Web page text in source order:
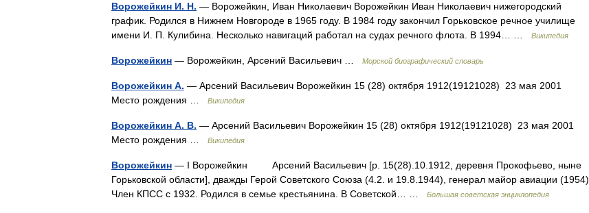
Ворожейкин И. Н. — Ворожейкин, Иван Николаевич Ворожейкин Иван Николаевич нижегородский
график. Родился в Нижнем Новгороде в 1965 году. В 1984 году закончил Горьковское речное училище
имени И. П. Кулибина. Несколько навигаций работал на судах речного флота. В 1994… …
Википедия
Ворожейкин — Ворожейкин, Арсений Васильевич … Морской биографический словарь
Ворожейкин А. — Арсений Васильевич Ворожейкин 15 (28) октября 1912(19121028) 23 мая 2001
Место рождения …
Википедия
Ворожейкин А. В. — Арсений Васильевич Ворожейкин 15 (28) октября 1912(19121028) 23 мая 2001
Место рождения …
Википедия
Ворожейкин — I Ворожейкин Арсений Васильевич [р. 15(28).10.1912, деревня Прокофьево, ныне
Горьковской области], дважды Герой Советского Союза (4.2. и 19.8.1944), генерал майор авиации (1954).
Член КПСС с 1932. Родился в семье крестьянина. В Советской… …
Большая советская энциклопедия